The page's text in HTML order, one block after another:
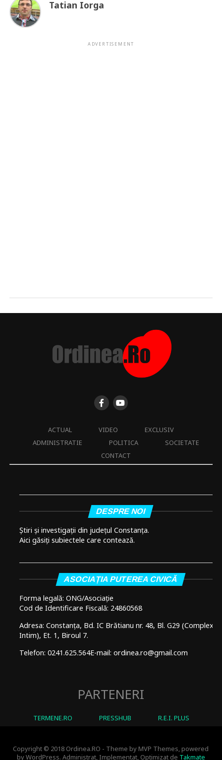
Tatian Iorga
ADVERTISEMENT
ACTUAL VIDEO
EXCLUSIV
ADMINISTRATIE
POLITICA
SOCIETATE
CONTACT
DESPRE NOI
Știri și investigații din județul Constanța.
Aici găsiți subiectele care contează.
ASOCIAȚIA PUTEREA CIVICĂ
Forma legală: ONG/Asociație
Cod de Identificare Fiscală: 24860568
Adresa: Constanța, Bd. IC Brătianu nr. 48, Bl. G29 (Complex
Intim), Et. 1, Biroul 7.
Telefon: 0241.625.564E-mail: ordinea.ro@gmail.com
PARTENERI
TERMENE.RO PRESSHUB R.E.I. PLUS
Copyright © 2018 Ordinea.RO - Theme by MVP Themes, powered
by WordPress. Administrat, Implementat, Optimizat de Takmate